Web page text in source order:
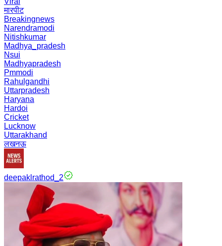
मारपीट
Breakingnews
Narendramodi
Nitishkumar
Madhya_pradesh
Nsui
Madhyapradesh
Pmmodi
Rahulgandhi
Uttarpradesh
Haryana
Hardoi
Cricket
Lucknow
Uttarakhand
लखनऊ
deepaklrathod_2